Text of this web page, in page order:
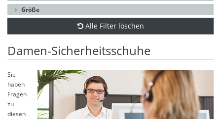
Größe
Alle Filter löschen
Damen-Sicherheitsschuhe
Sie
haben
Fragen
zu
diesen